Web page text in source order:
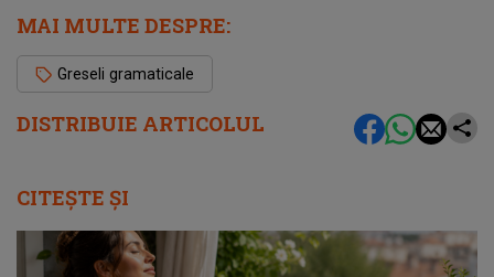
DISTRIBUIE ARTICOLUL
MAI MULTE DESPRE:
Greseli gramaticale
CITEȘTE ȘI